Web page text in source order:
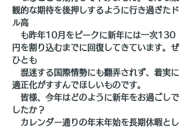
観的な期待を後押しするように行き過ぎたド
ル高
も昨年10月をピークに新年には一次130
円を割り込むまでに回復してきています。ぜ
ひとも
混迷する国際情勢にも翻弄されず、着実に
適正化がすすんでほしいものです。
皆様、今年はどのように新年をお過ごしで
したか？
カレンダー通りの年末年始を長期休暇とし